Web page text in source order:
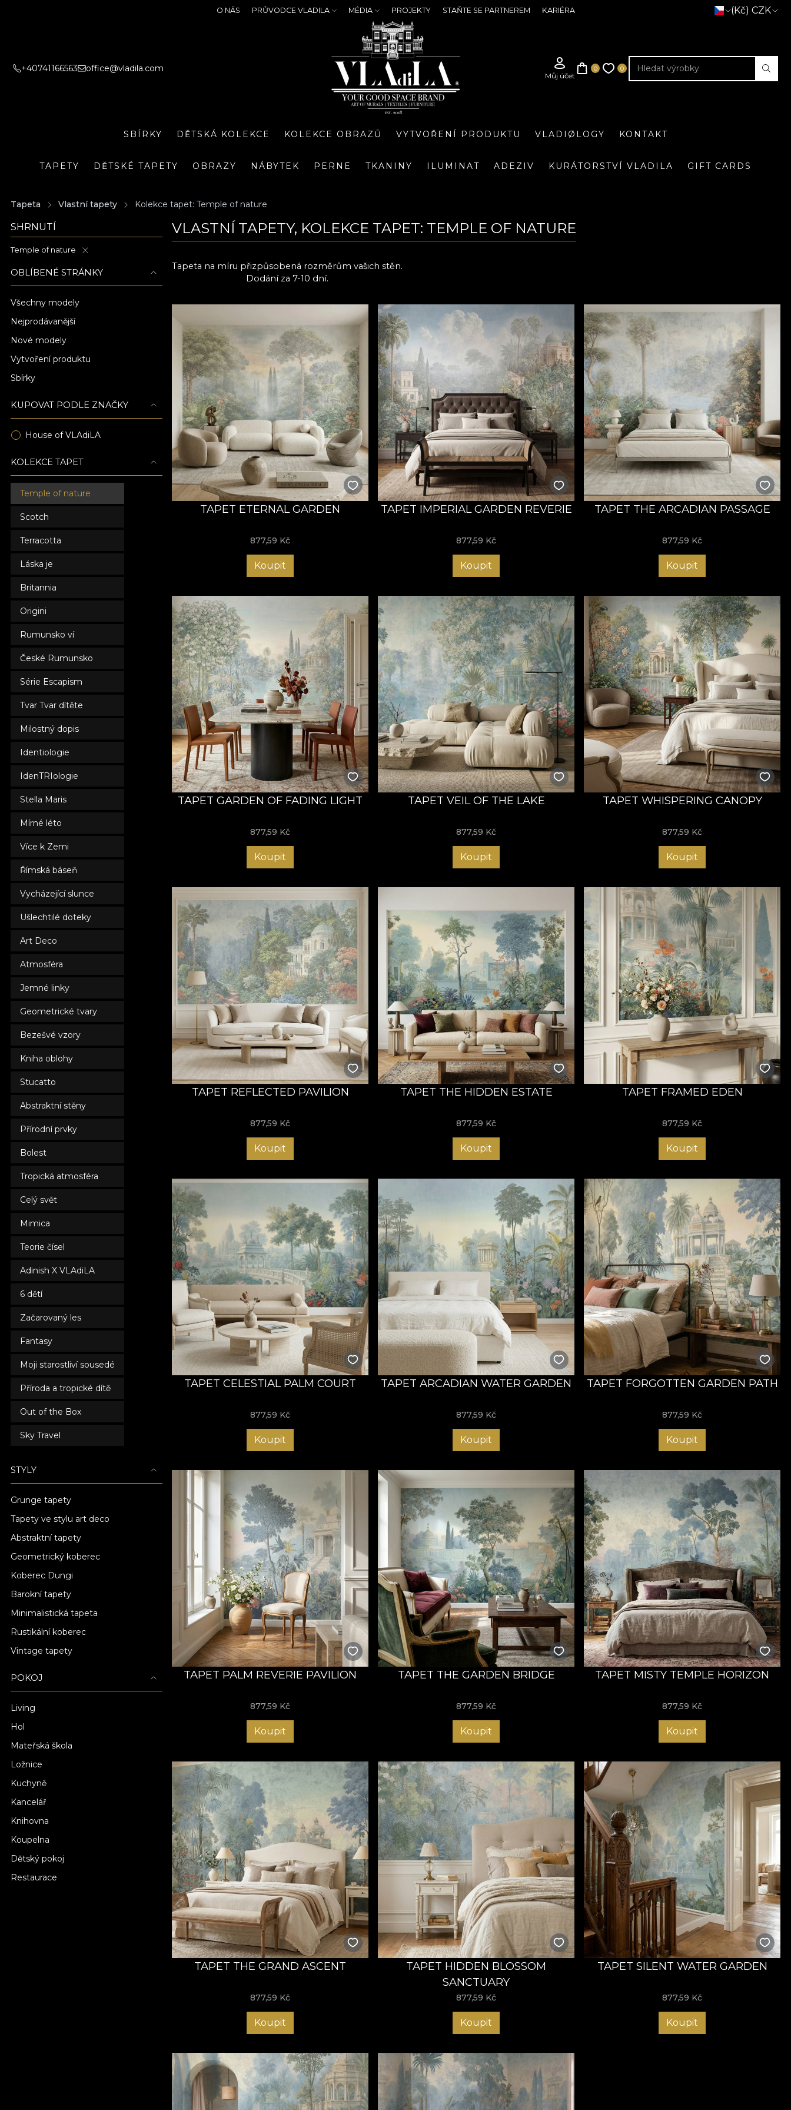
O NÁS PRŮVODCE VLADILA MÉDIA PROJEKTY STAŇTE SE PARTNEREM KARIÉRA (Kč) CZK
+40741166563 office@vladila.com
SBÍRKY DĚTSKÁ KOLEKCE KOLEKCE OBRAZŮ VYTVOŘENÍ PRODUKTU VLADIØLOGY KONTAKT
TAPETY DĚTSKÉ TAPETY OBRAZY NÁBYTEK PERNE TKANINY ILUMINAT ADEZIV KURÁTORSTVÍ VLADILA GIFT CARDS
Tapeta Vlastní tapety Kolekce tapet: Temple of nature
SHRNUTÍ
Temple of nature
OBLÍBENÉ STRÁNKY
Všechny modely
Nejprodávanější
Nové modely
Vytvoření produktu
Sbírky
KUPOVAT PODLE ZNAČKY
House of VLAdiLA
KOLEKCE TAPET
Temple of nature
Scotch
Terracotta
Láska je
Britannia
Origini
Rumunsko ví
České Rumunsko
Série Escapism
Tvar Tvar dítěte
Milostný dopis
Identiologie
IdenTRIologie
Stella Maris
Mírné léto
Více k Zemi
Římská báseň
Vycházející slunce
Ušlechtilé doteky
Art Deco
Atmosféra
Jemné linky
Geometrické tvary
Bezešvé vzory
Kniha oblohy
Stucatto
Abstraktní stěny
Přírodní prvky
Bolest
Tropická atmosféra
Celý svět
Mimica
Teorie čísel
Adinish X VLAdiLA
6 dětí
Začarovaný les
Fantasy
Moji starostliví sousedé
Příroda a tropické dítě
Out of the Box
Sky Travel
STYLY
Grunge tapety
Tapety ve stylu art deco
Abstraktní tapety
Geometrický koberec
Koberec Dungi
Barokní tapety
Minimalistická tapeta
Rustikální koberec
Vintage tapety
POKOJ
Living
Hol
Mateřská škola
Ložnice
Kuchyně
Kancelář
Knihovna
Koupelna
Dětský pokoj
Restaurace
VLASTNÍ TAPETY, KOLEKCE TAPET: TEMPLE OF NATURE
Tapeta na míru přizpůsobená rozměrům vašich stěn.
Dodání za 7-10 dní.
TAPET ETERNAL GARDEN
877,59 Kč
Koupit
TAPET IMPERIAL GARDEN REVERIE
877,59 Kč
Koupit
TAPET THE ARCADIAN PASSAGE
877,59 Kč
Koupit
TAPET GARDEN OF FADING LIGHT
877,59 Kč
Koupit
TAPET VEIL OF THE LAKE
877,59 Kč
Koupit
TAPET WHISPERING CANOPY
877,59 Kč
Koupit
TAPET REFLECTED PAVILION
877,59 Kč
Koupit
TAPET THE HIDDEN ESTATE
877,59 Kč
Koupit
TAPET FRAMED EDEN
877,59 Kč
Koupit
TAPET CELESTIAL PALM COURT
877,59 Kč
Koupit
TAPET ARCADIAN WATER GARDEN
877,59 Kč
Koupit
TAPET FORGOTTEN GARDEN PATH
877,59 Kč
Koupit
TAPET PALM REVERIE PAVILION
877,59 Kč
Koupit
TAPET THE GARDEN BRIDGE
877,59 Kč
Koupit
TAPET MISTY TEMPLE HORIZON
877,59 Kč
Koupit
TAPET THE GRAND ASCENT
877,59 Kč
Koupit
TAPET HIDDEN BLOSSOM
SANCTUARY
877,59 Kč
Koupit
TAPET SILENT WATER GARDEN
877,59 Kč
Koupit